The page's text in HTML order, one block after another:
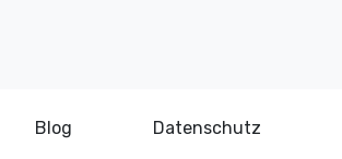
Blog Datenschutz